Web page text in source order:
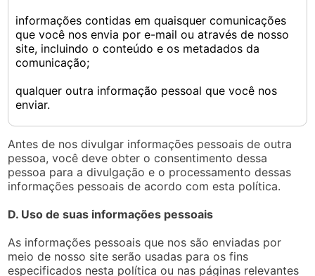
informações contidas em quaisquer comunicações
que você nos envia por e-mail ou através de nosso
site, incluindo o conteúdo e os metadados da
comunicação;
qualquer outra informação pessoal que você nos
enviar.
Antes de nos divulgar informações pessoais de outra
pessoa, você deve obter o consentimento dessa
pessoa para a divulgação e o processamento dessas
informações pessoais de acordo com esta política.
D. Uso de suas informações pessoais
As informações pessoais que nos são enviadas por
meio de nosso site serão usadas para os fins
especificados nesta política ou nas páginas relevantes